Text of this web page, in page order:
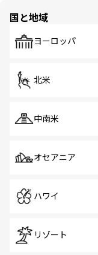
で、ホー
国と地域
ヨーロッパ
北米
中南米
オセアニア
ハワイ
リゾート